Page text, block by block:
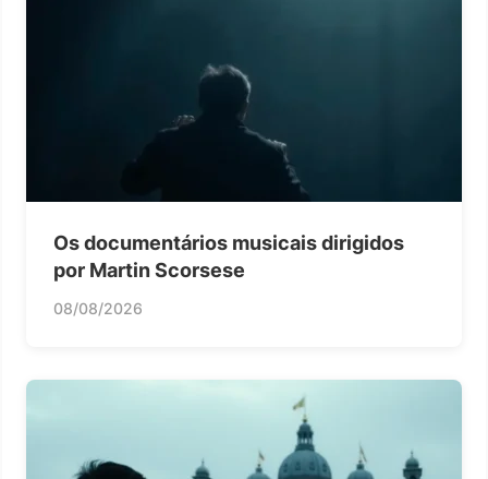
Os documentários musicais dirigidos
por Martin Scorsese
08/08/2026